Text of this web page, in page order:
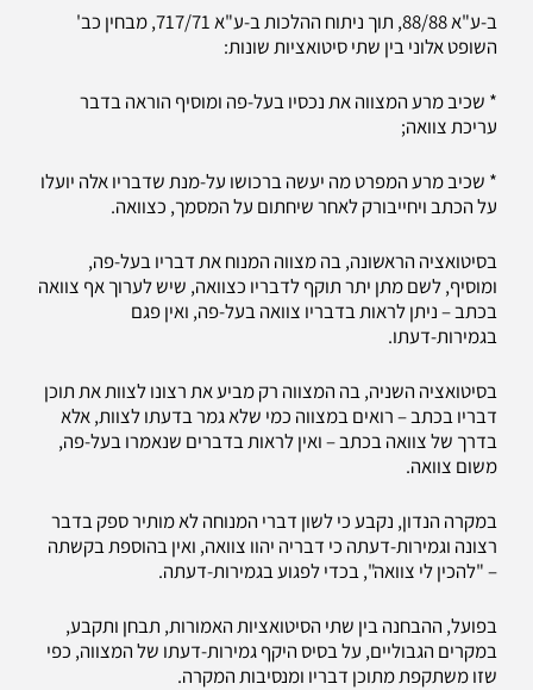
ב-ע"א 88/88, תוך ניתוח ההלכות ב-ע"א 717/71, מבחין כב'
השופט אלוני בין שתי סיטואציות שונות:
* שכיב מרע המצווה את נכסיו בעל-פה ומוסיף הוראה בדבר
עריכת צוואה;
* שכיב מרע המפרט מה יעשה ברכושו על-מנת שדבריו אלה יועלו
על הכתב ויחייבורק לאחר שיחתום על המסמך, כצוואה.
בסיטואציה הראשונה, בה מצווה המנוח את דבריו בעל-פה,
ומוסיף, לשם מתן יתר תוקף לדבריו כצוואה, שיש לערוך אף צוואה
בכתב – ניתן לראות בדבריו צוואה בעל-פה, ואין פגם
בגמירות-דעתו.
בסיטואציה השניה, בה המצווה רק מביע את רצונו לצוות את תוכן
דבריו בכתב – רואים במצווה כמי שלא גמר בדעתו לצוות, אלא
בדרך של צוואה בכתב – ואין לראות בדברים שנאמרו בעל-פה,
משום צוואה.
במקרה הנדון, נקבע כי לשון דברי המנוחה לא מותיר ספק בדבר
רצונה וגמירות-דעתה כי דבריה יהוו צוואה, ואין בהוספת בקשתה
– "להכין לי צוואה", בכדי לפגוע בגמירות-דעתה.
בפועל, ההבחנה בין שתי הסיטואציות האמורות, תבחן ותקבע,
במקרים הגבוליים, על בסיס היקף גמירות-דעתו של המצווה, כפי
שזו משתקפת מתוכן דבריו ומנסיבות המקרה.